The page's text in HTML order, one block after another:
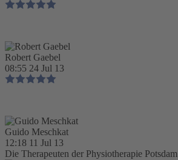
Robert Gaebel
08:55 24 Jul 13
Guido Meschkat
12:18 11 Jul 13
Die Therapeuten der Physiotherapie